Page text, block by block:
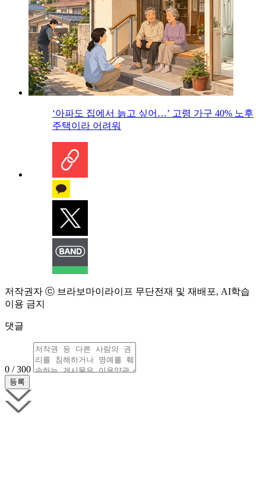
‘아파도 집에서 늙고 싶어…’ 고령 가구 40% 노후
주택이라 어려워
저작권자 ⓒ 브라보마이라이프 무단전재 및 재배포, AI학습
이용 금지
댓글
0 / 300